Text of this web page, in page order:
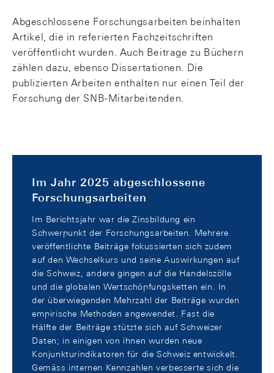
Abgeschlossene Forschungsarbeiten beinhalten
Artikel, die in referierten Fachzeitschriften
veröffentlicht wurden. Auch Beitrage zu Büchern
zählen dazu, ebenso Dissertationen. Die
publizierten Arbeiten enthalten nur einen Teil der
Forschung der SNB-Mitarbeitenden.
Im Jahr 2025 abgeschlossene
Forschungsarbeiten
Im Berichtsjahr war die Zinsbildung ein
Schwerpunkt der Forschungsarbeiten. Mehrere
veröffentlichte Beiträge fokussierten sich zudem
auf den Wechselkurs und seine Auswirkungen auf
die Schweiz, andere gingen auf die Handelszölle
und die globalen Wertschöpfungsketten ein. In
der überwiegenden Mehrzahl der Beiträge wurden
empirische Methoden angewendet. Fast die
Hälfte der Beiträge stützte sich auf Schweizer
Daten; in einigen von ihnen wurden neue
Konjunkturindikatoren für die Schweiz entwickelt.
Gemäss internen Kennzahlen verbesserte sich die